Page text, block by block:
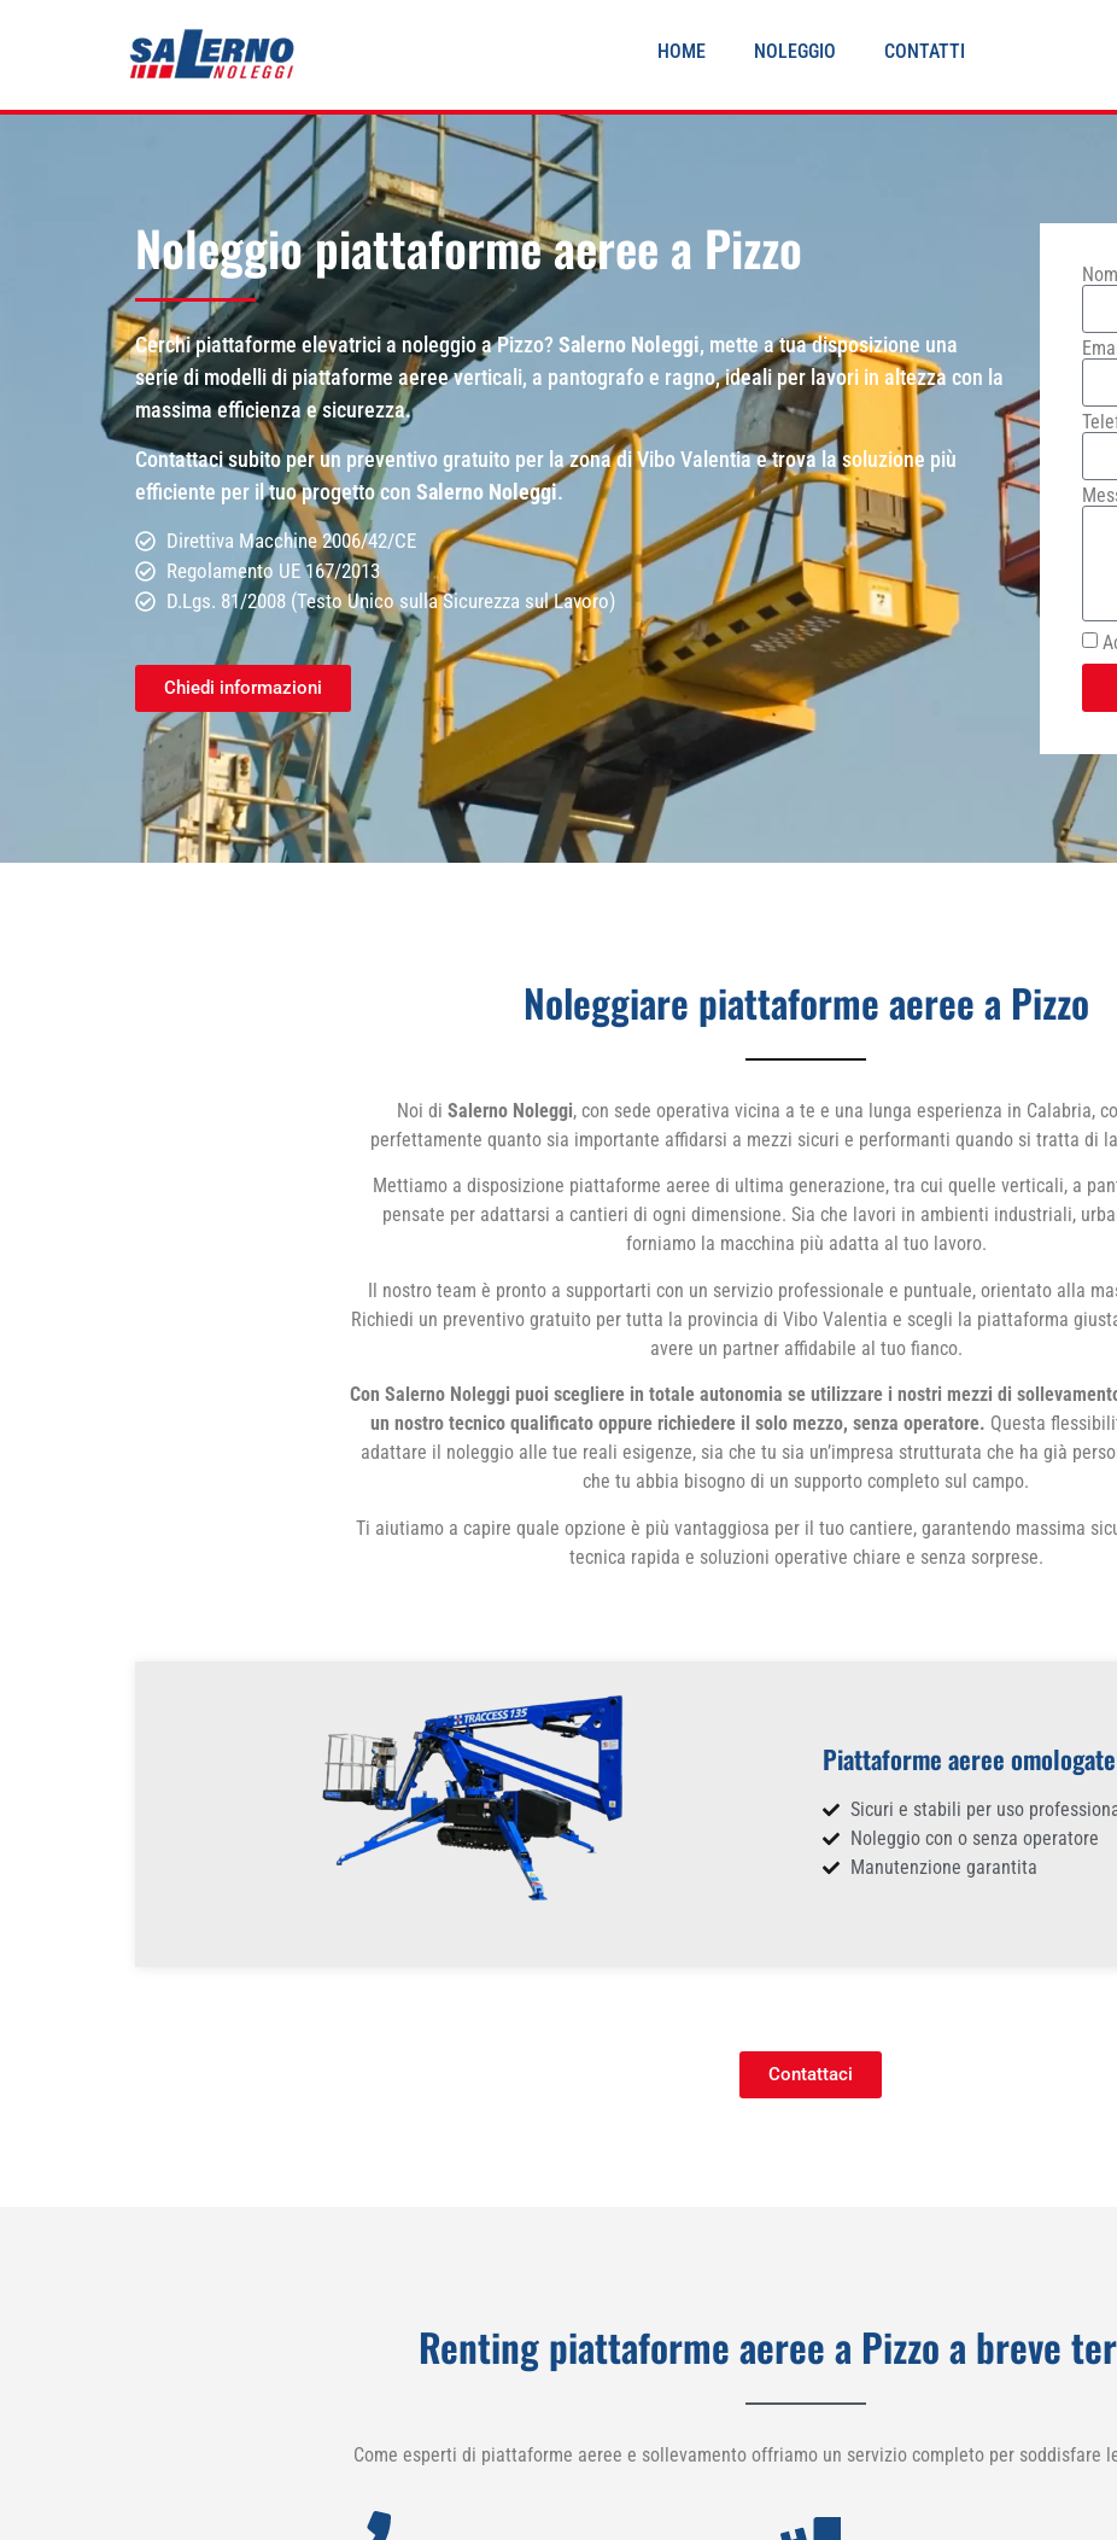
HOME NOLEGGIO CONTATTI
Noleggio piattaforme aeree a Pizzo
Cerchi piattaforme elevatrici a noleggio a Pizzo? Salerno Noleggi, mette a tua disposizione una
serie di modelli di piattaforme aeree verticali, a pantografo e ragno, ideali per lavori in altezza con la
massima efficienza e sicurezza.
Contattaci subito per un preventivo gratuito per la zona di Vibo Valentia e trova la soluzione più
efficiente per il tuo progetto con Salerno Noleggi.
Direttiva Macchine 2006/42/CE
Regolamento UE 167/2013
D.Lgs. 81/2008 (Testo Unico sulla Sicurezza sul Lavoro)
Chiedi informazioni
Noleggiare piattaforme aeree a Pizzo
Noi di Salerno Noleggi, con sede operativa vicina a te e una lunga esperienza in Calabria,
perfettamente quanto sia importante affidarsi a mezzi sicuri e performanti quando si tratta di
Mettiamo a disposizione piattaforme aeree di ultima generazione, tra cui quelle verticali, a
pensate per adattarsi a cantieri di ogni dimensione. Sia che lavori in ambienti industriali,
forniamo la macchina più adatta al tuo lavoro.
Il nostro team è pronto a supportarti con un servizio professionale e puntuale, orientato alla
Richiedi un preventivo gratuito per tutta la provincia di Vibo Valentia e scegli la piattaforma
avere un partner affidabile al tuo fianco.
Con Salerno Noleggi puoi scegliere in totale autonomia se utilizzare i nostri mezzi di
un nostro tecnico qualificato oppure richiedere il solo mezzo, senza operatore. Questa
adattare il noleggio alle tue reali esigenze, sia che tu sia un’impresa strutturata che ha già
che tu abbia bisogno di un supporto completo sul campo.
Ti aiutiamo a capire quale opzione è più vantaggiosa per il tuo cantiere, garantendo massima
tecnica rapida e soluzioni operative chiare e senza sorprese.
Piattaforme aeree omologate
Sicuri e stabili per uso
Noleggio con o senza operatore
Manutenzione garantita
Contattaci
Renting piattaforme aeree a Pizzo a breve
Come esperti di piattaforme aeree e sollevamento offriamo un servizio completo per soddisfare